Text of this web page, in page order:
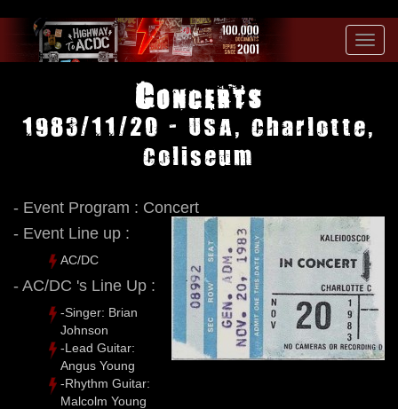
Concerts
1983/11/20 - USA, Charlotte,
Coliseum
- Event Program : Concert
- Event Line up :
AC/DC
- AC/DC 's Line Up :
-Singer: Brian
Johnson
-Lead Guitar:
Angus Young
-Rhythm Guitar:
Malcolm Young